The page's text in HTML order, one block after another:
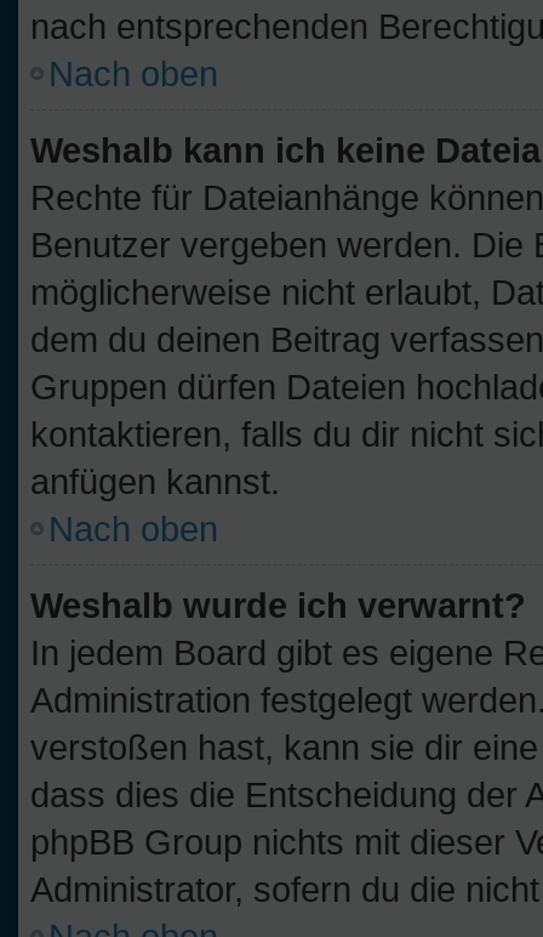
nach entsprechenden
Nach oben
Weshalb kann ich keine
Rechte für Dateianhänge
Benutzer vergeben werden. Die
möglicherweise nicht erlaubt,
dem du deinen Beitrag
Gruppen dürfen Dateien
kontaktieren, falls du dir nicht
anfügen kannst.
Nach oben
Weshalb wurde ich verwarnt?
In jedem Board gibt es eigene
Administration festgelegt
verstoßen hast, kann sie dir
dass dies die Entscheidung der
phpBB Group nichts mit dieser
Administrator, sofern du die